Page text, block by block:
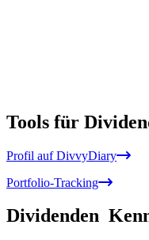
Tools für
Profil auf DivvyDiary
Portfolio-Tracking
Dividenden